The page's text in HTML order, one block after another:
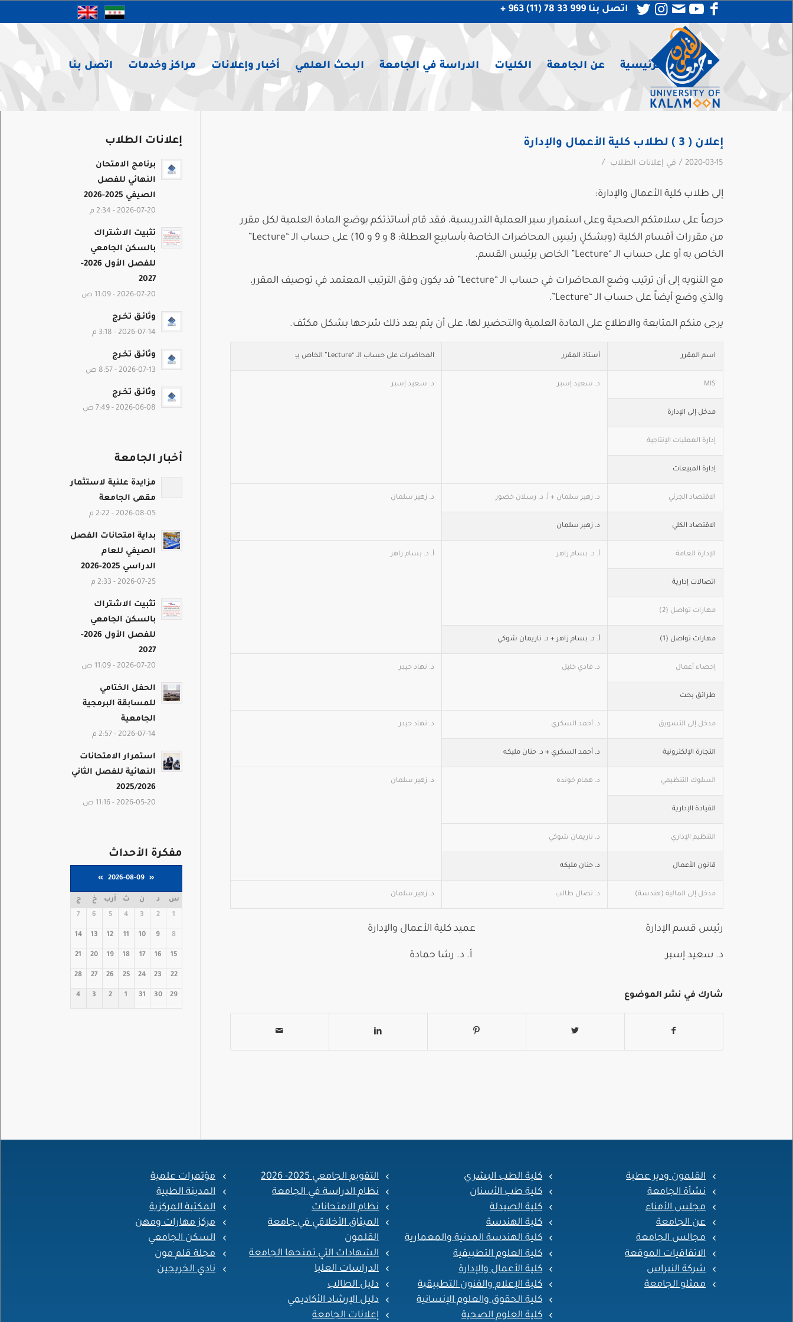
اتصل بنا 999 33 78 (11) 963 +
الرئيسية عن الجامعة الكليات الدراسة في الجامعة البحث العلمي أخبار وإعلانات مراكز وخدمات اتصل بنا
إعلان ( 3 ) لطلاب كلية الأعمال والإدارة
2020-03-15
/ في إعلانات الطلاب /
إلى طلاب كلية الأعمال والإدارة:
حرصاً على سلامتكم الصحية وعلى استمرار سير العملية التدريسية، فقد قام أساتذتكم بوضع المادة العلمية لكل مقرر
من مقررات أقسام الكلية (وبشكلٍ رئيسٍ المحاضرات الخاصة بأسابيع العطلة: 8 و 9 و 10) على حساب الـ “Lecture”
الخاص به أو على حساب الـ “Lecture” الخاص برئيس القسم.
مع التنويه إلى أن ترتيب وضع المحاضرات في حساب الـ “Lecture” قد يكون وفق الترتيب المعتمد في توصيف المقرر،
والذي وضع أيضاً على حساب الـ “Lecture”.
يرجى منكم المتابعة والاطلاع على المادة العلمية والتحضير لها، على أن يتم بعد ذلك شرحها بشكل مكثف.
اسم المقرر أستاذ المقرر المحاضرات على حساب الـ “Lecture” الخاص بـِ:
MIS د. سعيد إسبر د. سعيد إسبر
مدخل إلى الإدارة
إدارة العمليات الإنتاجية
إدارة المبيعات
الاقتصاد الجزئي د. زهير سلمان + أ. د. رسلان خضور د. زهير سلمان
الاقتصاد الكلي د. زهير سلمان
الإدارة العامة أ. د. بسام زاهر أ. د. بسام زاهر
اتصالات إدارية
مهارات تواصل (2)
مهارات تواصل (1) أ. د. بسام زاهر + د. ناريمان شوكي
إحصاء أعمال د. فادي خليل د. نهاد حيدر
طرائق بحث
مدخل إلى التسويق د. أحمد السكري د. نهاد حيدر
التجارة الإلكترونية د. أحمد السكري + د. حنان مليكه
السلوك التنظيمي د. همام خونده د. زهير سلمان
القيادة الإدارية
التنظيم الإداري د. ناريمان شوكي
قانون الأعمال د. حنان مليكه
مدخل إلى المالية (هندسة) د. نضال طالب د. زهير سلمان
رئيس قسم الإدارة عميد كلية الأعمال والإدارة
د. سعيد إسبر أ. د. رشا حمادة
شارك في نشر الموضوع
إعلانات الطلاب
برنامج الامتحان
النهائي للفصل
الصيفي 2025-2026
2026-07-20 - 2:34 م
تثبيت الاشتراك
بالسكن الجامعي
للفصل الأول 2026-
2027
2026-07-20 - 11:09 ص
وثائـق تخـرج
2026-07-14 - 3:18 م
وثائـق تخـرج
2026-07-13 - 8:57 ص
وثائـق تخـرج
2026-06-08 - 7:49 ص
أخبار الجامعة
مزايدة علنية لاستثمار
مقهى الجامعة
2026-08-05 - 2:22 م
بداية امتحانات الفصل
الصيفي للعام
الدراسي 2025-2026
2026-07-25 - 2:33 م
تثبيت الاشتراك
بالسكن الجامعي
للفصل الأول 2026-
2027
2026-07-20 - 11:09 ص
الحفل الختامي
للمسابقة البرمجية
الجامعية
2026-07-14 - 2:57 م
استمرار الامتحانات
النهائية للفصل الثاني
2025/2026
2026-05-20 - 11:16 ص
مفكرة الأحداث
«
2026-08-09
»
س د ن ث أرب خ
ج
1
2
3
4
5
6
7
8
9
10
11
12
13
14
15
16
17
18
19
20
21
22
23
24
25
26
27
28
29
30
31
1
2
3
4
القلمون ودير عطية
نشأة الجامعة
مجلس الأمناء
عن الجامعة
مجالس الجامعة
الاتفاقيات الموقعة
شركة النبراس
ممثلو الجامعة
كلية الطب البشري
كلية طب الأسنان
كلية الصيدلة
كلية الهندسة
كلية الهندسة المدنية والمعمارية
كلية العلوم التطبيقية
كلية الأعمال والإدارة
كلية الإعلام والفنون التطبيقية
كلية الحقوق والعلوم الإنسانية
كلية العلوم الصحية
التقويم الجامعي 2025- 2026
نظام الدراسة في الجامعة
نظام الامتحانات
الميثاق الأخلاقي في جامعة
القلمون
الشهادات التي تمنحها الجامعة
الدراسات العليا
دليل الطالب
دليل الإرشاد الأكاديمي
إعلانات الجامعة
مؤتمرات علمية
المدينة الطبية
المكتبة المركزية
مركز مهارات ومهن
السكن الجامعي
مجلة قلم مون
نادي الخريجين